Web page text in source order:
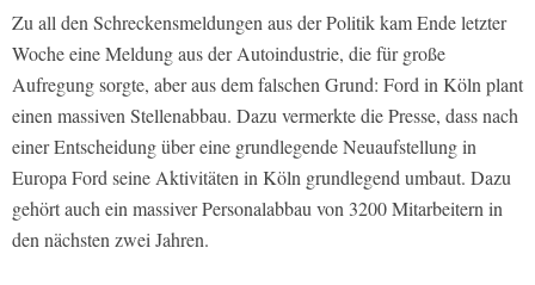
Zu all den Schreckensmeldungen aus der Politik kam Ende letzter
Woche eine Meldung aus der Autoindustrie, die für große
Aufregung sorgte, aber aus dem falschen Grund: Ford in Köln plant
einen massiven Stellenabbau. Dazu vermerkte die Presse, dass nach
einer Entscheidung über eine grundlegende Neuaufstellung in
Europa Ford seine Aktivitäten in Köln grundlegend umbaut. Dazu
gehört auch ein massiver Personalabbau von 3200 Mitarbeitern in
den nächsten zwei Jahren.